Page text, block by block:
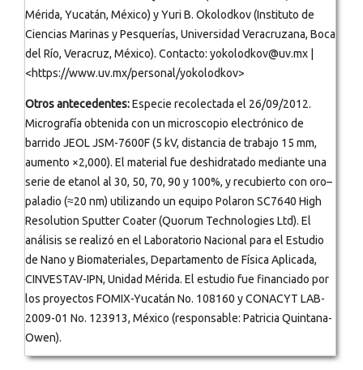
Mérida, Yucatán, México) y Yuri B. Okolodkov (Instituto de
Ciencias Marinas y Pesquerías, Universidad Veracruzana, Boca
del Río, Veracruz, México). Contacto: yokolodkov@uv.mx |
<https://www.uv.mx/personal/yokolodkov>
Otros antecedentes:Especie recolectada el 26/09/2012.
Micrografía obtenida con un microscopio electrónico de
barrido JEOL JSM-7600F (5 kV, distancia de trabajo 15 mm,
aumento ×2,000). El material fue deshidratado mediante una
serie de etanol al 30, 50, 70, 90 y 100%, y recubierto con oro–
paladio (≈20 nm) utilizando un equipo Polaron SC7640 High
Resolution Sputter Coater (Quorum Technologies Ltd). El
análisis se realizó en el Laboratorio Nacional para el Estudio
de Nano y Biomateriales, Departamento de Física Aplicada,
CINVESTAV-IPN, Unidad Mérida. El estudio fue financiado por
los proyectos FOMIX-Yucatán No. 108160 y CONACYT LAB-
2009-01 No. 123913, México (responsable: Patricia Quintana-
Owen).